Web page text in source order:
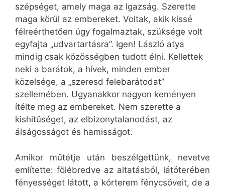
szépséget, amely maga az Igazság. Szerette
maga körül az embereket. Voltak, akik kissé
félreérthetően úgy fogalmaztak, szüksége volt
egyfajta „udvartartásra”. Igen! László atya
mindig csak közösségben tudott élni. Kellettek
neki a barátok, a hívek, minden ember
közelsége, a „szeresd felebarátodat”
szellemében. Ugyanakkor nagyon keményen
ítélte meg az embereket. Nem szerette a
kishitűséget, az elbizonytalanodást, az
álságosságot és hamisságot.
Amikor műtétje után beszélgettünk, nevetve
említette: fölébredve az altatásból, látóterében
fényességet látott, a kórterem fénycsöveit, de a